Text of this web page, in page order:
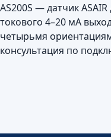
AS200S — датчик
токового 4–20 мА
четырьмя
консультация по